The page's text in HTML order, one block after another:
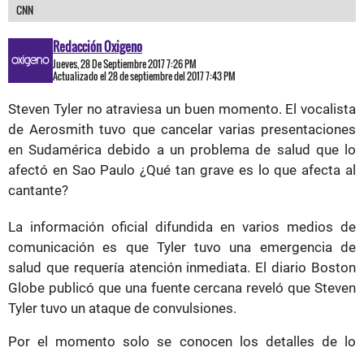
CNN
Redacción Oxigeno
Jueves, 28 De Septiembre 2017 7:26 PM
Actualizado el 28 de septiembre del 2017 7:43 PM
Steven Tyler no atraviesa un buen momento. El vocalista
de Aerosmith tuvo que cancelar varias presentaciones
en Sudamérica debido a un problema de salud que lo
afectó en Sao Paulo ¿Qué tan grave es lo que afecta al
cantante?
La información oficial difundida en varios medios de
comunicación es que Tyler tuvo una emergencia de
salud que requería atención inmediata. El diario Boston
Globe publicó que una fuente cercana reveló que Steven
Tyler tuvo un ataque de convulsiones.
Por el momento solo se conocen los detalles de lo